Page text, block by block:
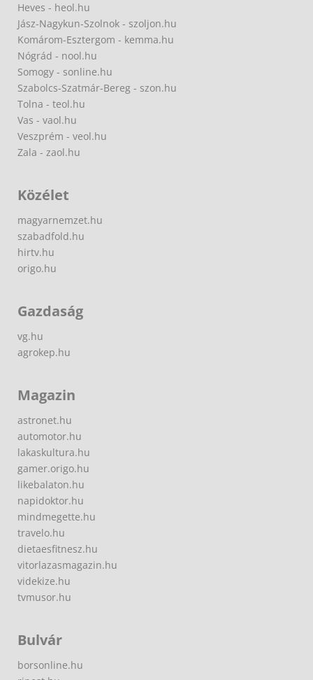
Heves - heol.hu
Jász-Nagykun-Szolnok - szoljon.hu
Komárom-Esztergom - kemma.hu
Nógrád - nool.hu
Somogy - sonline.hu
Szabolcs-Szatmár-Bereg - szon.hu
Tolna - teol.hu
Vas - vaol.hu
Veszprém - veol.hu
Zala - zaol.hu
Közélet
magyarnemzet.hu
szabadfold.hu
hirtv.hu
origo.hu
Gazdaság
vg.hu
agrokep.hu
Magazin
astronet.hu
automotor.hu
lakaskultura.hu
gamer.origo.hu
likebalaton.hu
napidoktor.hu
mindmegette.hu
travelo.hu
dietaesfitnesz.hu
vitorlazasmagazin.hu
videkize.hu
tvmusor.hu
Bulvár
borsonline.hu